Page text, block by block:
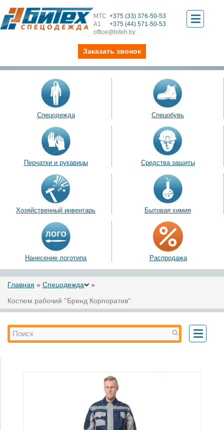
МТС +375 (33) 376-50-53
А1
+375 (44) 571-50-53
office@biteh.by
Toggle
Заказать звонок
Спецодежда Спецобувь
Перчатки и рукавицы Средства защиты
Хозяйственный инвентарь Бытовая химия
Нанесение логотипа Распродажа
Вы здесь
Главная » Спецодежда
»
Костюм рабочий ''Бренд Корпоратив''
Форма поиска
Поиск
Toggle